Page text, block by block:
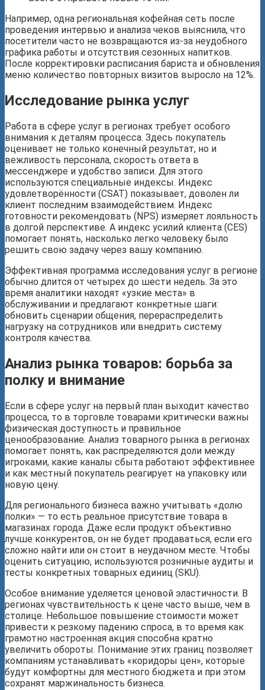
Например, одна региональная кофейная сеть после
проведения интервью и анализа чеков выяснила, что
посетители часто не возвращаются из-за неудобного
графика работы и отсутствия сезонных напитков.
После корректировки расписания бариста и обновления
меню количество повторных визитов выросло на 12%.
Исследование рынка услуг
Работа в сфере услуг в регионах требует особого
внимания к деталям процесса. Здесь покупатель
оценивает не только конечный результат, но и
вежливость персонала, скорость ответа в
мессенджере и удобство записи. Для этого
используются специальные индексы. Индекс
удовлетворённости (CSAT) показывает, доволен ли
клиент последним взаимодействием. Индекс
готовности рекомендовать (NPS) измеряет лояльность
в долгой перспективе. А индекс усилий клиента (CES)
помогает понять, насколько легко человеку было
решить свою задачу через вашу компанию.
Эффективная программа исследования услуг в регионе
обычно длится от четырех до шести недель. За это
время аналитики находят «узкие места» в
обслуживании и предлагают конкретные шаги:
обновить сценарии общения, перераспределить
нагрузку на сотрудников или внедрить систему
контроля качества.
Анализ рынка товаров: борьба за
полку и внимание
Если в сфере услуг на первый план выходит качество
процесса, то в торговле товарами критически важны
физическая доступность и правильное
ценообразование. Анализ товарного рынка в регионах
помогает понять, как распределяются доли между
игроками, какие каналы сбыта работают эффективнее
и как местный покупатель реагирует на упаковку или
новую цену.
Для регионального бизнеса важно учитывать «долю
полки» — то есть реальное присутствие товара в
магазинах города. Даже если продукт объективно
лучше конкурентов, он не будет продаваться, если его
сложно найти или он стоит в неудачном месте. Чтобы
оценить ситуацию, используются розничные аудиты и
тесты конкретных товарных единиц (SKU).
Особое внимание уделяется ценовой эластичности. В
регионах чувствительность к цене часто выше, чем в
столице. Небольшое повышение стоимости может
привести к резкому падению спроса, в то время как
грамотно настроенная акция способна кратно
увеличить обороты. Понимание этих границ позволяет
компаниям устанавливать «коридоры цен», которые
будут комфортны для местного бюджета и при этом
сохранят маржинальность бизнеса.